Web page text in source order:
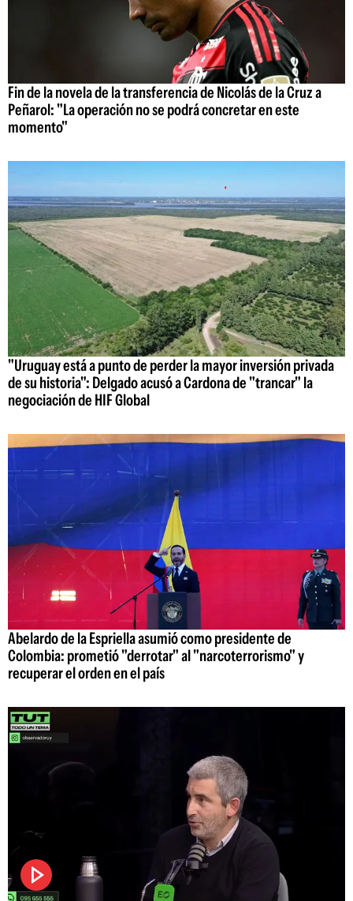
Fin de la novela de la transferencia de Nicolás de la Cruz a
Peñarol: "La operación no se podrá concretar en este
momento"
"Uruguay está a punto de perder la mayor inversión privada
de su historia": Delgado acusó a Cardona de "trancar" la
negociación de HIF Global
Abelardo de la Espriella asumió como presidente de
Colombia: prometió "derrotar" al "narcoterrorismo" y
recuperar el orden en el país